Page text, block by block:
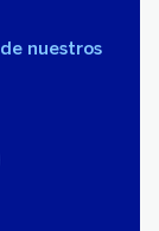
nuestros